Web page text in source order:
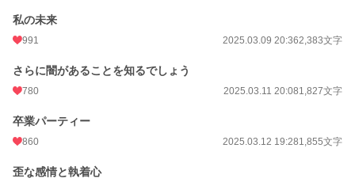
私の未来
991 2025.03.09 20:362,383文字
さらに闇があることを知るでしょう
780 2025.03.11 20:081,827文字
卒業パーティー
860 2025.03.12 19:281,855文字
歪な感情と執着心